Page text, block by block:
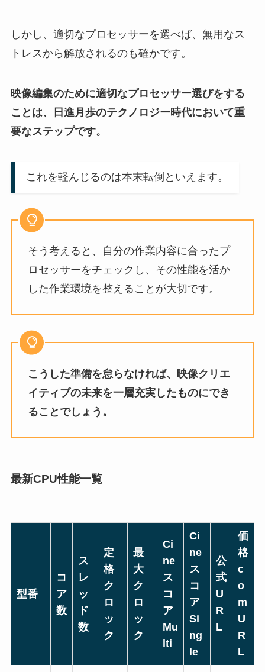
しかし、適切なプロセッサーを選べば、無用なス
トレスから解放されるのも確かです。
映像編集のために適切なプロセッサー選びをする
ことは、日進月歩のテクノロジー時代において重
要なステップです。
これを軽んじるのは本末転倒といえます。
そう考えると、自分の作業内容に合ったプ
ロセッサーをチェックし、その性能を活か
した作業環境を整えることが大切です。
こうした準備を怠らなければ、映像クリエ
イティブの未来を一層充実したものにでき
ることでしょう。
最新CPU性能一覧
型番
コ
ア
数
ス
レ
ッ
ド
数
定
格
ク
ロ
ッ
ク
最
大
ク
ロ
ッ
ク
Ci
ne
ス
コ
ア
Mu
lti
Ci
ne
ス
コ
ア
Si
ng
le
公
式
U
R
L
価
格
c
o
m
U
R
L